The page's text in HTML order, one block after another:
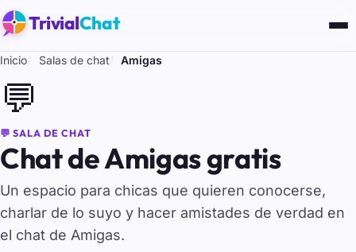
TrivialChat
Inicio Salas de chat Amigas
💬
💬 SALA DE CHAT
Chat de Amigas gratis
Un espacio para chicas que quieren conocerse,
charlar de lo suyo y hacer amistades de verdad en
el chat de Amigas.